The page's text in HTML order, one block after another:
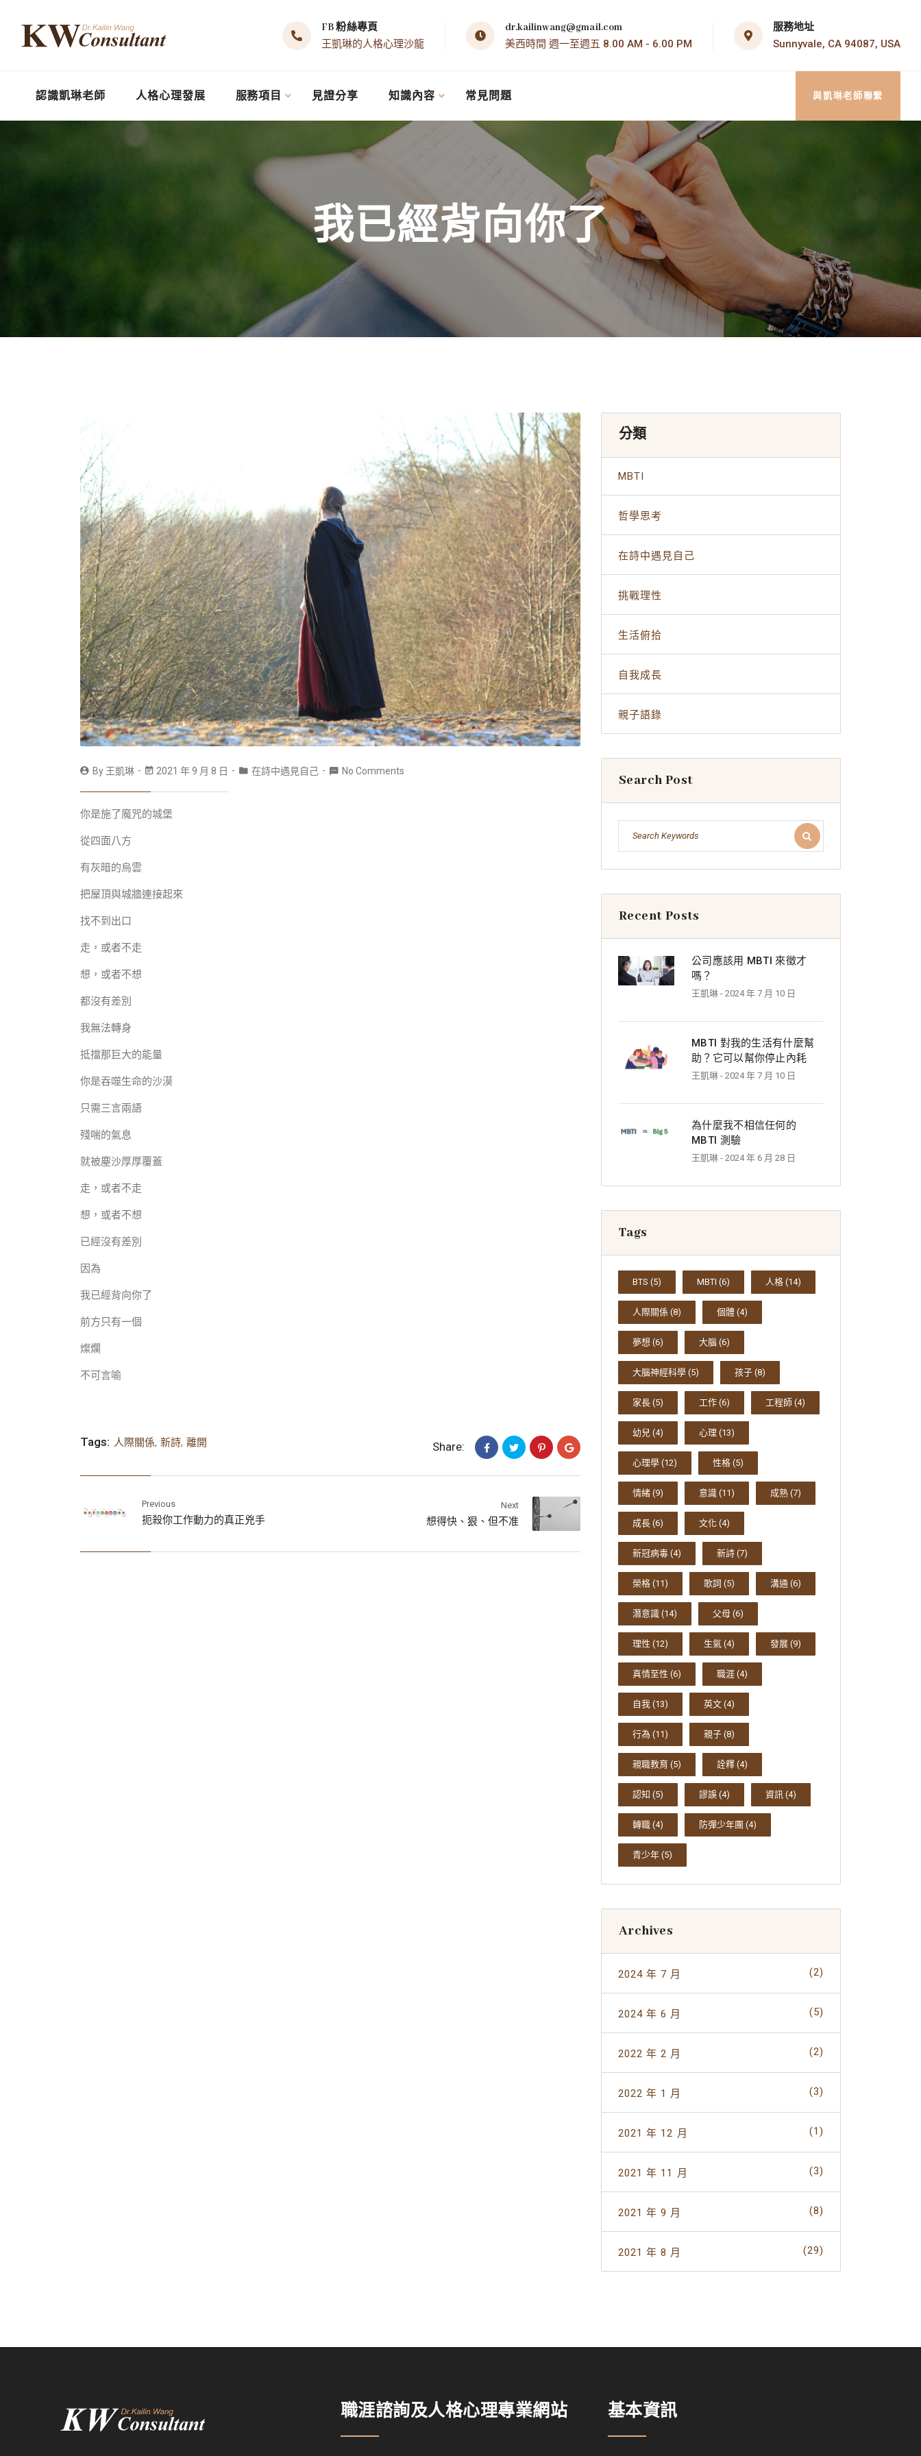
FB 粉絲專頁
王凱琳的人格心理沙龍
dr.kailinwang@gmail.com
美西時間 週一至週五 8.00 AM - 6.00 PM
服務地址
Sunnyvale, CA 94087, USA
認識凱琳老師 人格心理發展 服務項目 見證分享 知識內容 常見問題 與凱琳老師聯繫
我已經背向你了
By 王凱琳 2021 年 9 月 8 日 在詩中遇見自己 No Comments
你是施了魔咒的城堡
從四面八方
有灰暗的烏雲
把屋頂與城牆連接起來
找不到出口
走，或者不走
想，或者不想
都沒有差別
我無法轉身
抵擋那巨大的能量
你是吞噬生命的沙漠
只需三言兩語
殘喘的氣息
就被塵沙厚厚覆蓋
走，或者不走
想，或者不想
已經沒有差別
因為
我已經背向你了
前方只有一個
燦爛
不可言喻
Tags: 人際關係, 新詩, 離開 Share:
Previous
扼殺你工作動力的真正兇手
Next
想得快、狠、但不准
分類
MBTI
哲學思考
在詩中遇見自己
挑戰理性
生活俯拾
自我成長
親子語錄
Search Post
Recent Posts
公司應該用 MBTI 來徵才
嗎？
王凱琳 - 2024 年 7 月 10 日
MBTI 對我的生活有什麼幫
助？它可以幫你停止內耗
王凱琳 - 2024 年 7 月 10 日
為什麼我不相信任何的
MBTI 測驗
王凱琳 - 2024 年 6 月 28 日
Tags
BTS (5) MBTI (6) 人格 (14)
人際關係 (8) 個體 (4)
夢想 (6) 大腦 (6)
大腦神經科學 (5) 孩子 (8)
家長 (5) 工作 (6) 工程師 (4)
幼兒 (4) 心理 (13)
心理學 (12) 性格 (5)
情緒 (9) 意識 (11) 成熟 (7)
成長 (6) 文化 (4)
新冠病毒 (4) 新詩 (7)
榮格 (11) 歌詞 (5) 溝通 (6)
潛意識 (14) 父母 (6)
理性 (12) 生氣 (4) 發展 (9)
真情至性 (6) 職涯 (4)
自我 (13) 英文 (4)
行為 (11) 親子 (8)
親職教育 (5) 詮釋 (4)
認知 (5) 謬誤 (4) 資訊 (4)
轉職 (4) 防彈少年團 (4)
青少年 (5)
Archives
2024 年 7 月 (2)
2024 年 6 月 (5)
2022 年 2 月 (2)
2022 年 1 月 (3)
2021 年 12 月 (1)
2021 年 11 月 (3)
2021 年 9 月 (8)
2021 年 8 月 (29)
職涯諮詢及人格心理專業網站 基本資訊